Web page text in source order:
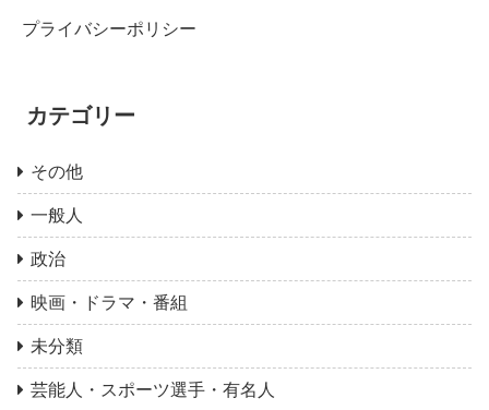
プライバシーポリシー
カテゴリー
その他
一般人
政治
映画・ドラマ・番組
未分類
芸能人・スポーツ選手・有名人